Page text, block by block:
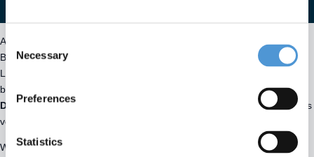
Consent
Selection
Necessary
Preferences
Statistics
Auch andere Projekte sind mir in Erinnerung geblieben. Zum
Beispiel die Tuggers für eine Testumgebung in der Türkei, bei der
Luftkissen dafür sorgten, dass schwere Prüfobjekte mühelos
bewegt werden konnten. Oder die
Drehtischlösung
bei NKT in Deutschland – ein Projekt, bei dem es
vor allem ums Anpacken ging.
Was mich motiviert? Ergebnisse. Ich möchte am Ende des Tages